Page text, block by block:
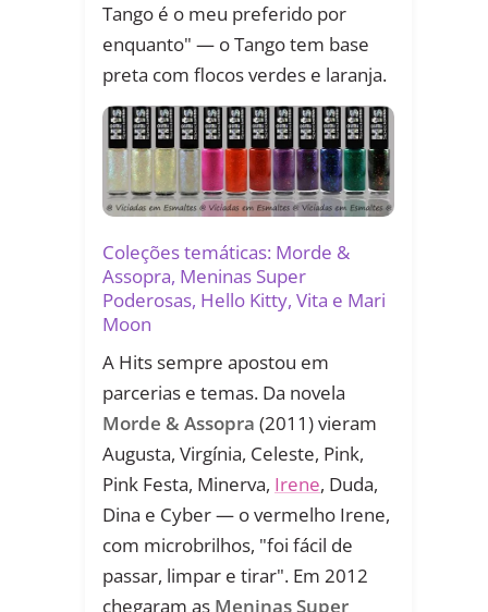
Tango é o meu preferido por
enquanto" — o Tango tem base
preta com flocos verdes e laranja.
Coleções temáticas: Morde &
Assopra, Meninas Super
Poderosas, Hello Kitty, Vita e Mari
Moon
A Hits sempre apostou em
parcerias e temas. Da novela
Morde & Assopra (2011) vieram
Augusta, Virgínia, Celeste, Pink,
Pink Festa, Minerva, Irene, Duda,
Dina e Cyber — o vermelho Irene,
com microbrilhos, "foi fácil de
passar, limpar e tirar". Em 2012
chegaram as Meninas Super